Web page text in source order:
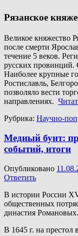
Рязанское
Великое княжество
после смерти
течение 5 веков.
русских провинций.
Наиболее крупные
Ростиславль,
позволяло вести
направлениях.
Рубрика: Научно-
Медный бунт:
событий, итоги
Опубликовано
Ответить
В истории России
общественных
династия
В 1645 г. на